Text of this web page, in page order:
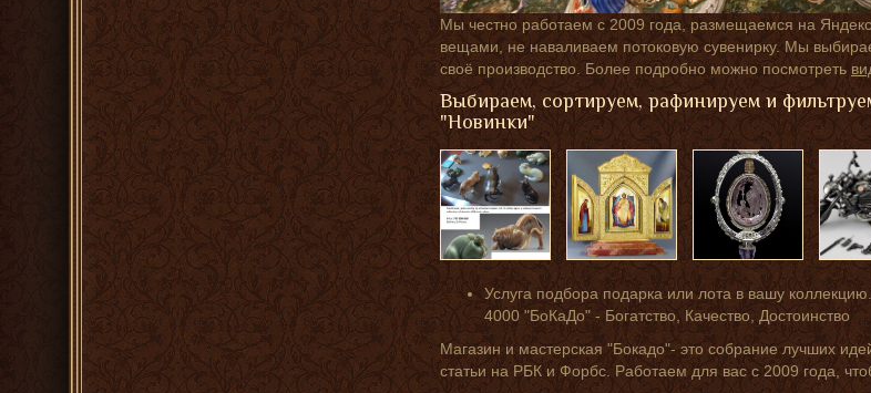
Мы честно работаем с 2009 года, размещаемся на
вещами, не наваливаем потоковую сувенирку. Мы
своё производство. Более подробно можно посмотреть
Выбираем, сортируем, рафинируем и
"Новинки"
Услуга подбора подарка или лота в вашу
4000 "БоКаДо" - Богатство, Качество, Достоинство
Магазин и мастерская "Бокадо"- это собрание лучших
статьи на РБК и Форбс. Работаем для вас с 2009 года,